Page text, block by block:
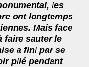
les
ont longtemps
Mais face
faire sauter le
a fini par se
plié pendant